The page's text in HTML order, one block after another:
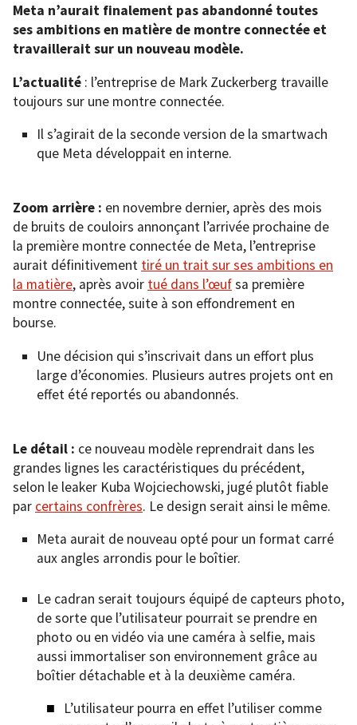
Meta n’aurait finalement pas abandonné toutes
ses ambitions en matière de montre connectée et
travaillerait sur un nouveau modèle.
L’actualité : l’entreprise de Mark Zuckerberg travaille
toujours sur une montre connectée.
Il s’agirait de la seconde version de la smartwach
que Meta développait en interne.
Zoom arrière : en novembre dernier, après des mois
de bruits de couloirs annonçant l’arrivée prochaine de
la première montre connectée de Meta, l’entreprise
aurait définitivement tiré un trait sur ses ambitions en
la matière, après avoir tué dans l’œufsa première
montre connectée, suite à son effondrement en
bourse.
Une décision qui s’inscrivait dans un effort plus
large d’économies. Plusieurs autres projets ont en
effet été reportés ou abandonnés.
Le détail : ce nouveau modèle reprendrait dans les
grandes lignes les caractéristiques du précédent,
selon le leaker Kuba Wojciechowski, jugé plutôt fiable
par certains confrères. Le design serait ainsi le même.
Meta aurait de nouveau opté pour un format carré
aux angles arrondis pour le boîtier.
Le cadran serait toujours équipé de capteurs photo,
de sorte que l’utilisateur pourrait se prendre en
photo ou en vidéo via une caméra à selfie, mais
aussi immortaliser son environnement grâce au
boîtier détachable et à la deuxième caméra.
L’utilisateur pourra en effet l’utiliser comme